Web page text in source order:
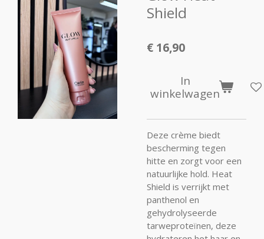
Shield
€ 16,90
In
winkelwagen
Deze crème biedt
bescherming tegen
hitte en zorgt voor een
natuurlijke hold. Heat
Shield is verrijkt met
panthenol en
gehydrolyseerde
tarweproteïnen, deze